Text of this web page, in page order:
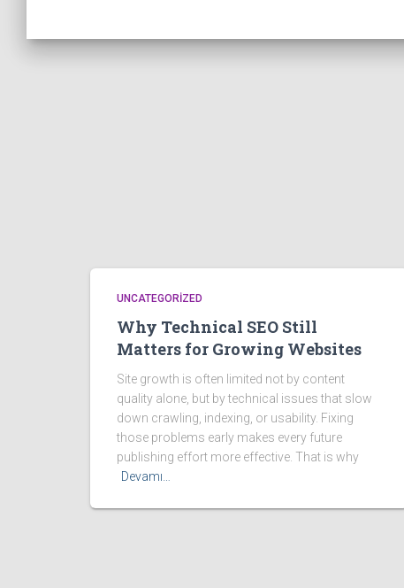
UNCATEGORIZED
Why Technical SEO Still
Matters for Growing Websites
Site growth is often limited not by content
quality alone, but by technical issues that slow
down crawling, indexing, or usability. Fixing
those problems early makes every future
publishing effort more effective. That is why
Devamı…